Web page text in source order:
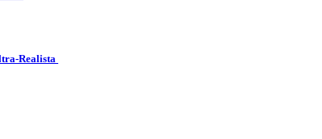
Realista